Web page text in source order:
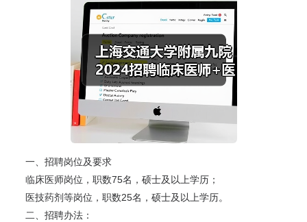
一、招聘岗位及要求
临床医师岗位，职数75名，硕士及以上学历；
医技药剂等岗位，职数25名，硕士及以上学历。
二、招聘办法：